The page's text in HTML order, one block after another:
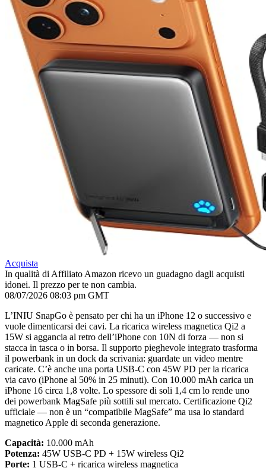
Acquista
In qualità di Affiliato Amazon ricevo un guadagno dagli acquisti
idonei. Il prezzo per te non cambia.
08/07/2026 08:03 pm GMT
L’INIU SnapGo è pensato per chi ha un iPhone 12 o successivo e
vuole dimenticarsi dei cavi. La ricarica wireless magnetica Qi2 a
15W si aggancia al retro dell’iPhone con 10N di forza — non si
stacca in tasca o in borsa. Il supporto pieghevole integrato trasforma
il powerbank in un dock da scrivania: guardate un video mentre
caricate. C’è anche una porta USB-C con 45W PD per la ricarica
via cavo (iPhone al 50% in 25 minuti). Con 10.000 mAh carica un
iPhone 16 circa 1,8 volte. Lo spessore di soli 1,4 cm lo rende uno
dei powerbank MagSafe più sottili sul mercato. Certificazione Qi2
ufficiale — non è un “compatibile MagSafe” ma usa lo standard
magnetico Apple di seconda generazione.
Capacità: 10.000 mAh
Potenza: 45W USB-C PD + 15W wireless Qi2
Porte: 1 USB-C + ricarica wireless magnetica